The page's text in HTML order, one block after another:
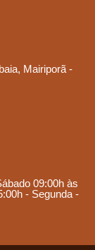
Mairiporã -
09:00h às
- Segunda -